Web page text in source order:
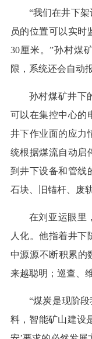
“我们在井下
员的位置可以实时
30厘米。”孙村煤
限，系统还会自动
孙村煤矿井下
可以在集控中心的
井下作业面的应力
统根据煤流自动启
到井下设备和管线
石块、旧锚杆、废
在刘亚运眼里
人化。他指着井
中源源不断积累的
来越聪明；巡查、
“煤炭是现阶
料，智能矿山建设